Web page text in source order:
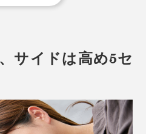
以上使ってきた手持ちの枕
。
も、幅は約70cmと大きいの
？
サイドは高め5セ